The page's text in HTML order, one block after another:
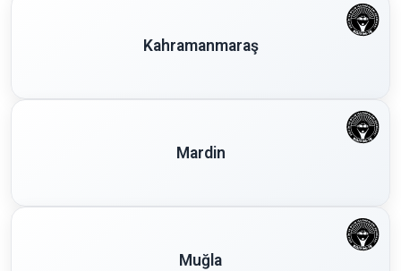
Kahramanmaraş
Mardin
Muğla